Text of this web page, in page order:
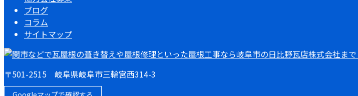
ブログ
コラム
サイトマップ
〒501-2515 岐阜県岐阜市三輪宮西314-3